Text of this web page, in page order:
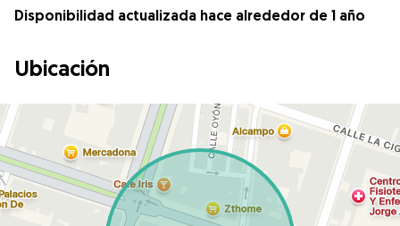
Disponibilidad actualizada hace alrededor de 1 año
Ubicación